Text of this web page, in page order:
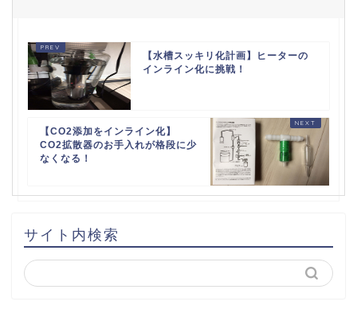
【水槽スッキリ化計画】ヒーターの
インライン化に挑戦！
【CO2添加をインライン化】
CO2拡散器のお手入れが格段に少
なくなる！
サイト内検索